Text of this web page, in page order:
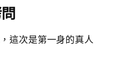
這次是第一身的真人